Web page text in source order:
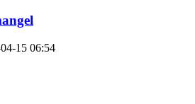
15 06:54